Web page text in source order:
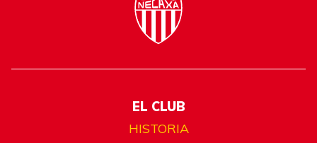
EL CLUB
HISTORIA